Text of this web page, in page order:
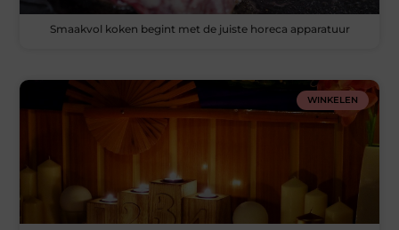
Smaakvol koken begint met de juiste horeca apparatuur
WINKELEN